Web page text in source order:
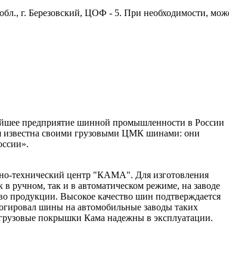
г. Березовский, ЦОФ - 5. При необходимости,
предприятие шинной промышленности в России
известна своими грузовыми ЦМК шинами: они
технический центр "КАМА". Для изготовления
ручном, так и в автоматическом режиме, на заводе
продукции. Высокое качество шин подтверждается
шины на автомобильные заводы таких
покрышки Кама надежны в эксплуатации.